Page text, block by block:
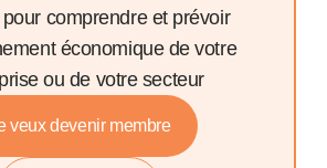
comprendre et prévoir
économique de votre
ou de votre secteur
veux devenir membre